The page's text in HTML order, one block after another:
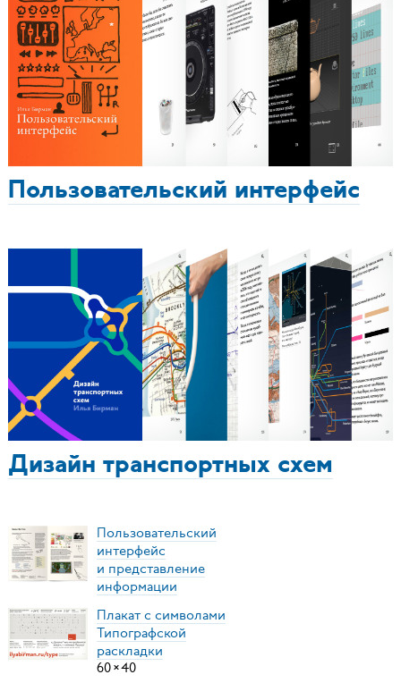
Пользовательский интерфейс
Дизайн транспортных схем
Пользовательский
интерфейс
и представление
информации
Плакат с символами
Типографской
раскладки
60×40